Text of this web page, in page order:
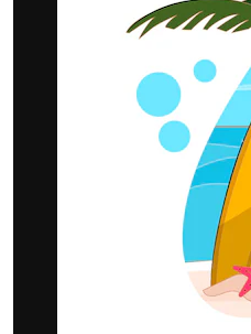
La piattaforma
migliori lavori.
creativi,
Italiano